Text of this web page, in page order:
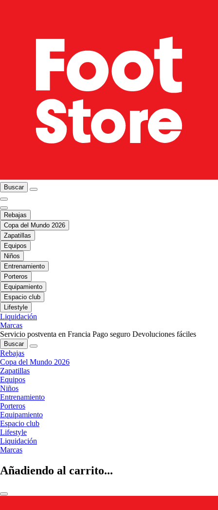
Buscar
Rebajas
Copa del Mundo 2026
Zapatillas
Equipos
Niños
Entrenamiento
Porteros
Equipamiento
Espacio club
Lifestyle
Liquidación
Marcas
Servicio postventa en Francia Pago seguro Devoluciones fáciles
Buscar
Rebajas
Copa del Mundo 2026
Zapatillas
Equipos
Niños
Entrenamiento
Porteros
Equipamiento
Espacio club
Lifestyle
Liquidación
Marcas
Añadiendo al carrito...